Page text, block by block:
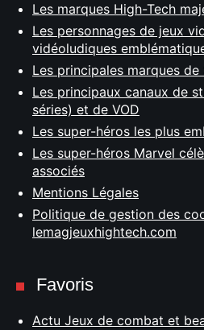
Les marques High-Tech
Les personnages de jeux
vidéoludiques
Les principales marques
Les principaux canaux de
séries) et de VOD
Les super-héros les plus
Les super-héros Marvel
associés
Mentions Légales
Politique de gestion des
lemagjeuxhightech.com
Favoris
Actu Jeux de combat et